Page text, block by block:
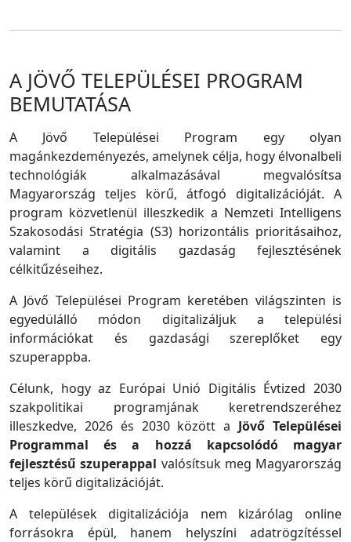
A JÖVŐ TELEPÜLÉSEI PROGRAM
BEMUTATÁSA
A Jövő Települései Program egy olyan
magánkezdeményezés, amelynek célja, hogy élvonalbeli
technológiák alkalmazásával megvalósítsa
Magyarország teljes körű, átfogó digitalizációját. A
program közvetlenül illeszkedik a Nemzeti Intelligens
Szakosodási Stratégia (S3) horizontális prioritásaihoz,
valamint a digitális gazdaság fejlesztésének
célkitűzéseihez.
A Jövő Települései Program keretében világszinten is
egyedülálló módon digitalizáljuk a települési
információkat és gazdasági szereplőket egy
szuperappba.
Célunk, hogy az Európai Unió Digitális Évtized 2030
szakpolitikai programjának keretrendszeréhez
illeszkedve, 2026 és 2030 között a Jövő Települései
Programmal és a hozzá kapcsolódó magyar
fejlesztésű szuperappal valósítsuk meg Magyarország
teljes körű digitalizációját.
A települések digitalizációja nem kizárólag online
forrásokra épül, hanem helyszíni adatrögzítéssel